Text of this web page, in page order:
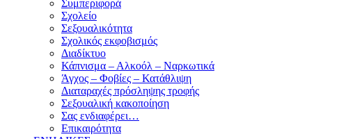
Συμπεριφορά
Σχολείο
Σεξουαλικότητα
Σχολικός εκφοβισμός
Διαδίκτυο
Κάπνισμα – Αλκοόλ – Ναρκωτικά
Άγχος – Φοβίες – Κατάθλιψη
Διαταραχές πρόσληψης τροφής
Σεξουαλική κακοποίηση
Σας ενδιαφέρει…
Επικαιρότητα